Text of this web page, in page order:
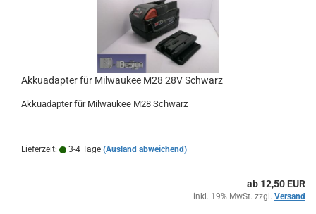
Akkuadapter für Milwaukee M28 28V Schwarz
Akkuadapter für Milwaukee M28 Schwarz
Lieferzeit: 3-4 Tage (Ausland abweichend)
ab 12,50 EUR
inkl. 19% MwSt. zzgl. Versand